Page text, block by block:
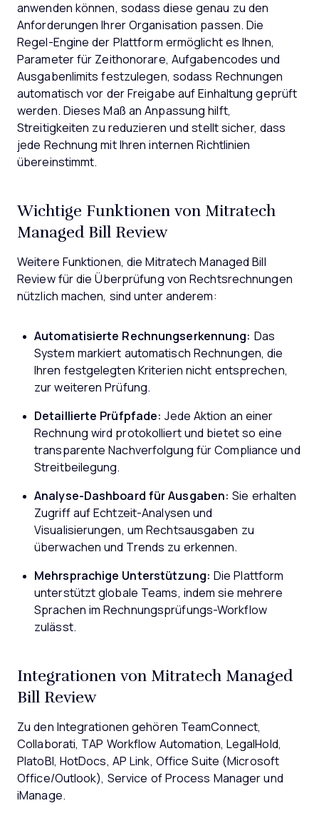
anwenden können, sodass diese genau zu den
Anforderungen Ihrer Organisation passen. Die
Regel-Engine der Plattform ermöglicht es Ihnen,
Parameter für Zeithonorare, Aufgabencodes und
Ausgabenlimits festzulegen, sodass Rechnungen
automatisch vor der Freigabe auf Einhaltung geprüft
werden. Dieses Maß an Anpassung hilft,
Streitigkeiten zu reduzieren und stellt sicher, dass
jede Rechnung mit Ihren internen Richtlinien
übereinstimmt.
Wichtige Funktionen von Mitratech
Managed Bill Review
Weitere Funktionen, die Mitratech Managed Bill
Review für die Überprüfung von Rechtsrechnungen
nützlich machen, sind unter anderem:
Automatisierte Rechnungserkennung: Das
System markiert automatisch Rechnungen, die
Ihren festgelegten Kriterien nicht entsprechen,
zur weiteren Prüfung.
Detaillierte Prüfpfade: Jede Aktion an einer
Rechnung wird protokolliert und bietet so eine
transparente Nachverfolgung für Compliance und
Streitbeilegung.
Analyse-Dashboard für Ausgaben: Sie erhalten
Zugriff auf Echtzeit-Analysen und
Visualisierungen, um Rechtsausgaben zu
überwachen und Trends zu erkennen.
Mehrsprachige Unterstützung: Die Plattform
unterstützt globale Teams, indem sie mehrere
Sprachen im Rechnungsprüfungs-Workflow
zulässt.
Integrationen von Mitratech Managed
Bill Review
Zu den Integrationen gehören TeamConnect,
Collaborati, TAP Workflow Automation, LegalHold,
PlatoBI, HotDocs, AP Link, Office Suite (Microsoft
Office/Outlook), Service of Process Manager und
iManage.